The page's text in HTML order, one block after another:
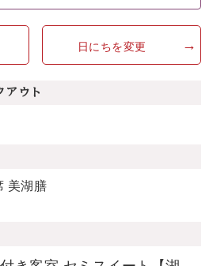
日にちを変更
アウト
美湖膳